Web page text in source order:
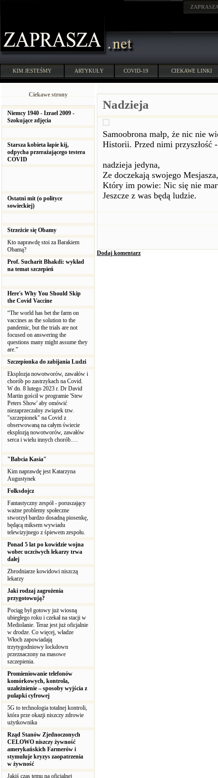
KIM JESTEŚMY ARTYKUŁY COVID-19 CIEKAWE LINKI
Ciekawe strony
Niemcy 1940 - Izrael 2009 -
Szokujące zdjęcia
Starsza kobieta łapie kij,
odpycha przerażającego testera
COVID
Ostatni mit (o polityce
sowieckiej)
Strzeżcie się Obamy
Kto naprawdę stoi za Barakiem
Obamą?
Prof. Sucharit Bhakdi: wykład
na temat szczepień
Here's Why You Should Skip
the Covid Vaccine
“The world has bet the farm on
vaccines as the solution to the
pandemic, but the trials are not
focused on answering the
questions many might assume they
are.”
Szczepionka do zabijania Ludzi
Eksplozja nowotworów, zawałów i
chorób po zastrzykach na Covid.
W dn. 8 lutego 2023 r. Dr David
Martin gościł w programie 'Stew
Peters Show' aby omówić
niezaprzeczalny związek tzw.
"szczepionek" na Covid z
obserwowaną na całym świecie
eksplozją nowotworów, zawałów
serca i wielu innych chorób.…
"Babcia Kasia"
Kim naprawdę jest Katarzyna
Augustynek
Folksdojcz
Fantastyczny zespół - poruszający
ważne problemy społeczne
stworzył bardzo dosadną piosenkę,
będącą miksem wywiadu
telewizyjnego z śpiewem zespołu.
Ponad 5 lat po kowidzie wojna
wobec uczciwych lekarzy trwa
dalej
Zbrodniarze kowidowi niszczą
lekarzy
Jaki rodzaj zagrożenia
przygotowują?
Pociąg był gotowy już wiosną
ubiegłego roku i czekał na stacji w
Mediolanie. Teraz jest już oficjalnie
w drodze. Co więcej, władze
Włoch zapowiadają
trzytygodniowy lockdown
przeznaczony na masowe
szczepienia.
Promieniowanie telefonów
komórkowych, kontrola,
uzależnienie – sposoby wyjścia z
pułapki cyfrowej
5G to technologia totalnej kontroli,
która prze okazji niszczy zdrowie
użytkownika
Rząd Stanów Zjednoczonych
CELOWO niszczy żywność
amerykańskich Farmerów i
stymuluje kryzys zaopatrzenia
w żywność
Jakiś czas temu na oficjalnej
Nadzieja
Samoobrona małp, że nic nie
Historii. Przed nimi przyszłość -
nadzieja jedyna,
Ze doczekają swojego
Który im powie: Nic się nie
Jeszcze z was będą ludzie.
Dodaj komentarz